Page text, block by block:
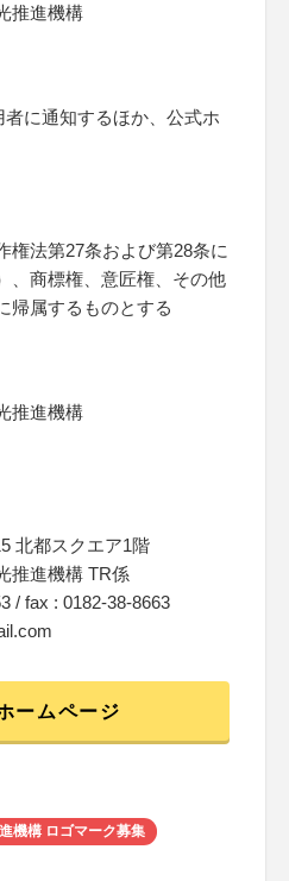
推進機構
に通知するほか、公式ホ
権法第27条および第28条に
、商標権、意匠権、その他
帰属するものとする
推進機構
北都スクエア1階
推進機構 TR係
/ fax : 0182-38-8663
ームページ
機構 ロゴマーク募集